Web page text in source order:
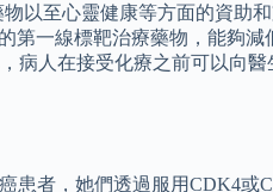
以至心靈健康等方面的資助
第一線標靶治療藥物，能夠
人在接受化療之前可以向
者，她們透過服用CDK4